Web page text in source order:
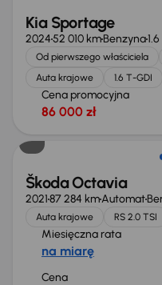
Kia Sportage
202452 010 kmBenzyna
Od pierwszego właściciela
Auta krajowe
1.6 T-GDI
Cena promocyjna
86 000 zł
Škoda Octavia
202187 284 kmAutomat
Auta krajowe RS 2.0 TSI
Miesięczna rata
na miarę
Cena